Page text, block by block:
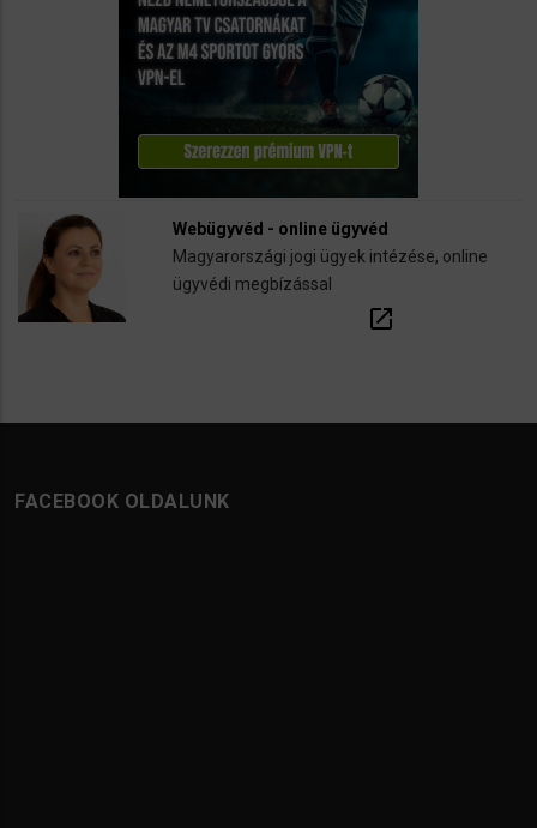
Webügyvéd - online ügyvéd
Magyarországi jogi ügyek intézése, online
ügyvédi megbízással
open_in_new
FACEBOOK OLDALUNK